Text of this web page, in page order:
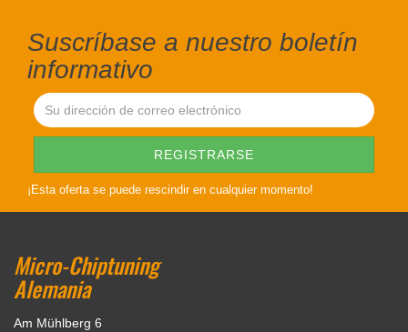
Suscríbase a nuestro boletín
informativo
¡Esta oferta se puede rescindir en cualquier momento!
Micro-Chiptuning
Alemania
Am Mühlberg 6